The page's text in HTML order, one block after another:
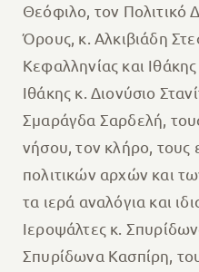
Θεόφιλο, τον Πολιτικό
Όρους, κ. Αλκιβιάδη
Κεφαλληνίας και
Ιθάκης κ. Διονύσιο
Σμαράγδα Σαρδελή,
νήσου, τον κλήρο,
πολιτικών αρχών και
τα ιερά αναλόγια και
Ιεροψάλτες κ.
Σπυρίδωνα Κασπίρη,